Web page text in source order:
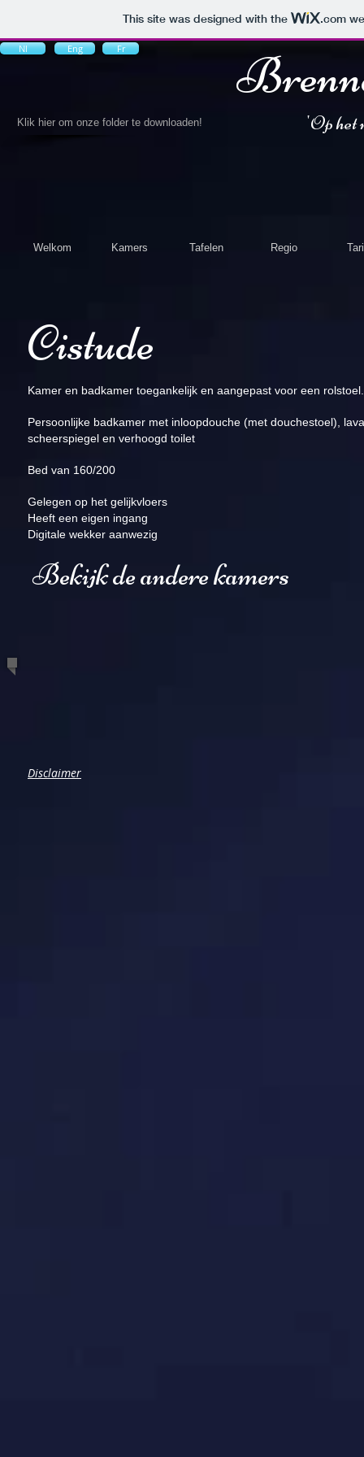
This site was designed with the .com
Nl Eng Fr
'Op het
Klik hier om onze folder te downloaden!
Welkom Kamers Tafelen Regio
Cistude
Kamer en badkamer toegankelijk en aangepast voor een rolstoel.
Persoonlijke badkamer met inloopdouche (met douchestoel),
scheerspiegel en verhoogd toilet
Bed van 160/200
Gelegen op het gelijkvloers
Heeft een eigen ingang
Digitale wekker aanwezig
Bekijk de andere kamers
Disclaimer